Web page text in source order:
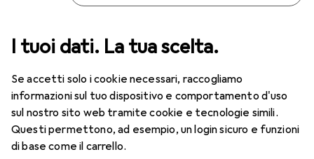
I tuoi dati. La tua scelta.
Se accetti solo i cookie necessari, raccogliamo
informazioni sul tuo dispositivo e comportamento d'uso
sul nostro sito web tramite cookie e tecnologie simili.
Questi permettono, ad esempio, un login sicuro e funzioni
di base come il carrello.
Lenti a contatto Air Optix più HydraGlyde per l'astigmatismo
1 Immagine
Air Optix più HydraGlyde per
EUR
47,29 EUR
7,88/1pz.